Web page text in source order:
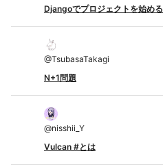
Djangoでプロジェクトを始める
@TsubasaTakagi
N+1問題
@nisshii_Y
Vulcan #とは